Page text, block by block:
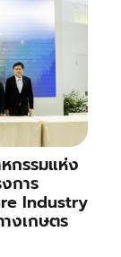
กรรมแห่ง
การ
Industry
างเกษตร